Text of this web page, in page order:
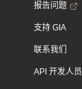
报告问题
支持 GIA
联系我们
API 开发人员